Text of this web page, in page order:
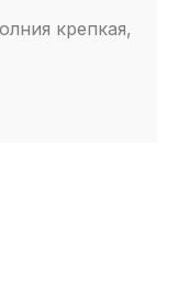
крепкая,